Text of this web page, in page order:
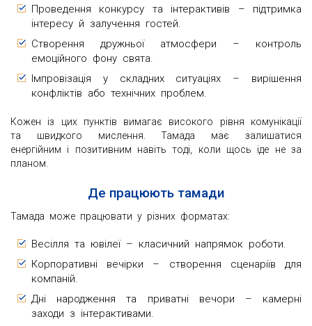
Проведення конкурсу та інтерактивів – підтримка
інтересу й залучення гостей.
Створення дружньої атмосфери – контроль
емоційного фону свята.
Імпровізація у складних ситуаціях – вирішення
конфліктів або технічних проблем.
Кожен із цих пунктів вимагає високого рівня комунікації
та швидкого мислення. Тамада має залишатися
енергійним і позитивним навіть тоді, коли щось іде не за
планом.
Де працюють тамади
Тамада може працювати у різних форматах:
Весілля та ювілеї – класичний напрямок роботи.
Корпоративні вечірки – створення сценаріїв для
компаній.
Дні народження та приватні вечори – камерні
заходи з інтерактивами.